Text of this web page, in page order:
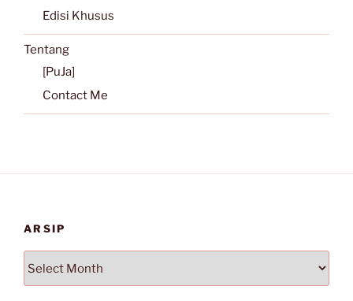
Edisi Khusus
Tentang
[PuJa]
Contact Me
ARSIP